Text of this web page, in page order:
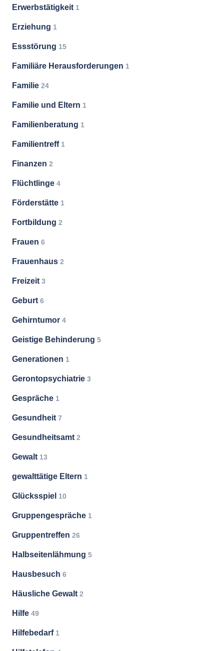
Erwerbstätigkeit 1
Erziehung 1
Essstörung 15
Familiäre Herausforderungen 1
Familie 24
Familie und Eltern 1
Familienberatung 1
Familientreff 1
Finanzen 2
Flüchtlinge 4
Förderstätte 1
Fortbildung 2
Frauen 6
Frauenhaus 2
Freizeit 3
Geburt 6
Gehirntumor 4
Geistige Behinderung 5
Generationen 1
Gerontopsychiatrie 3
Gespräche 1
Gesundheit 7
Gesundheitsamt 2
Gewalt 13
gewalttätige Eltern 1
Glücksspiel 10
Gruppengespräche 1
Gruppentreffen 26
Halbseitenlähmung 5
Hausbesuch 6
Häusliche Gewalt 2
Hilfe 49
Hilfebedarf 1